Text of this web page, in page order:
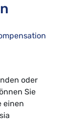
oder
Sie
einen